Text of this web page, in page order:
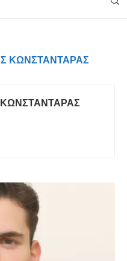
ΚΩΝΣΤΑΝΤΆΡΑΣ